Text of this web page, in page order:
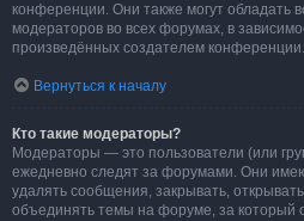
конференции. Они также могут обладать
модераторов во всех форумах, в
произведённых создателем конференции.
Вернуться к началу
Кто такие модераторы?
Модераторы — это пользователи (или
ежедневно следят за форумами. Они
удалять сообщения, закрывать,
объединять темы на форуме, за который